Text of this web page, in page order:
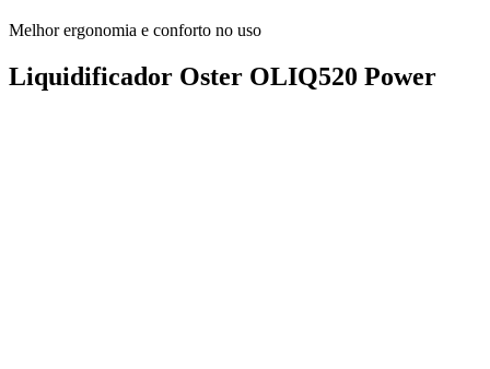
Melhor ergonomia e conforto no uso
Liquidificador Oster OLIQ520 Power